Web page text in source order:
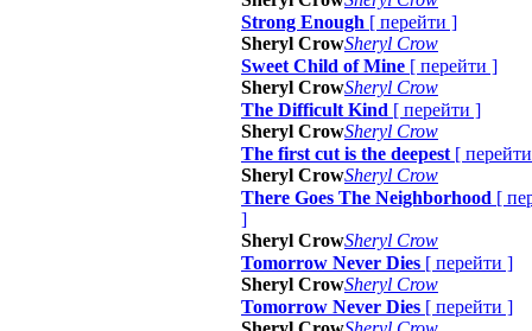
Strong Enough [ перейти ]
Sheryl CrowSheryl Crow
Sweet Child of Mine [ перейти ]
Sheryl CrowSheryl Crow
The Difficult Kind [ перейти ]
Sheryl CrowSheryl Crow
The first cut is the deepest [ перейти
Sheryl CrowSheryl Crow
There Goes The Neighborhood [
]
Sheryl CrowSheryl Crow
Tomorrow Never Dies [ перейти ]
Sheryl CrowSheryl Crow
Tomorrow Never Dies [ перейти ]